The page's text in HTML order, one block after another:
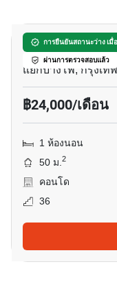
การยืนยันสถานะว่าง เมื่
ผ่านการตรวจสอบแล้ว
333 ริเวอร์ไซด์
แยกบางโพ, กรุงเทพ
฿24,000/เดือน
1 ห้องนอน
50 ม.2
คอนโด
36